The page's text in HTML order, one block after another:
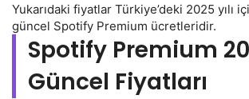
Yukarıdaki fiyatlar Türkiye’deki 2025 yılı
güncel Spotify Premium ücretleridir.
Spotify Premium
Güncel Fiyatları